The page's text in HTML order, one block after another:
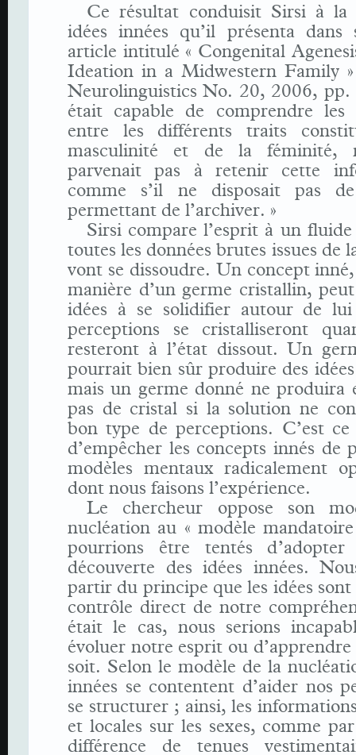
Ce résultat conduisit Sirsi à la
idées innées qu’il présenta dans
article intitulé « Congenital
Ideation in a Midwestern Family
Neurolinguistics No. 20, 2006,
était capable de comprendre les
entre les différents traits
masculinité et de la féminité,
parvenait pas à retenir cette
comme s’il ne disposait pas
permettant de l’archiver. »
Sirsi compare l’esprit à un
toutes les données brutes issues de
vont se dissoudre. Un concept
manière d’un germe cristallin,
idées à se solidifier autour de
perceptions se cristalliseront
resteront à l’état dissout. Un
pourrait bien sûr produire des
mais un germe donné ne produira
pas de cristal si la solution ne
bon type de perceptions. C’est
d’empêcher les concepts innés de
modèles mentaux radicalement
dont nous faisons l’expérience.
Le chercheur oppose son
nucléation au « modèle
pourrions être tentés
découverte des idées innées.
partir du principe que les idées sont
contrôle direct de notre
était le cas, nous serions
évoluer notre esprit ou
soit. Selon le modèle de la
innées se contentent d’aider nos
se structurer ; ainsi, les
et locales sur les sexes, comme
différence de tenues